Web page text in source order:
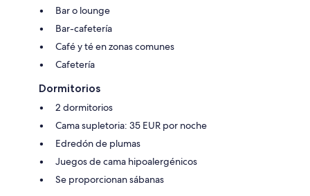
Bar o lounge
Bar-cafetería
Café y té en zonas comunes
Cafetería
Dormitorios
2 dormitorios
Cama supletoria: 35 EUR por noche
Edredón de plumas
Juegos de cama hipoalergénicos
Se proporcionan sábanas